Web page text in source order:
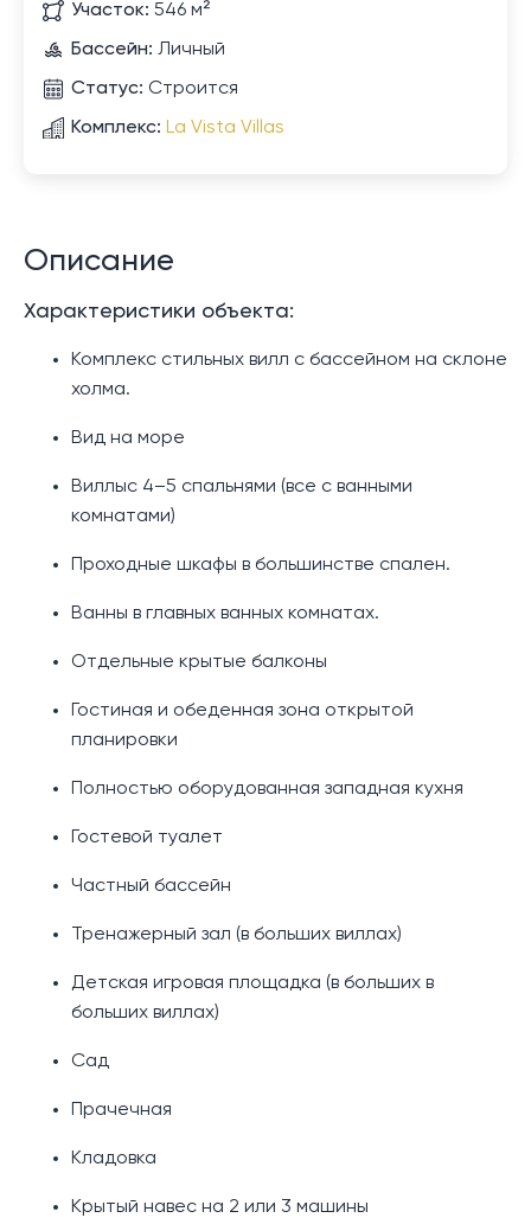
Участок: 546 м²
Бассейн: Личный
Статус: Строится
Комплекс: La Vista Villas
Описание
Характеристики объекта:
Комплекс стильных вилл с бассейном на склоне
холма.
Вид на море
Виллыс 4–5 спальнями (все с ванными
комнатами)
Проходные шкафы в большинстве спален.
Ванны в главных ванных комнатах.
Отдельные крытые балконы
Гостиная и обеденная зона открытой
планировки
Полностью оборудованная западная кухня
Гостевой туалет
Частный бассейн
Тренажерный зал (в больших виллах)
Детская игровая площадка (в больших в
больших виллах)
Сад
Прачечная
Кладовка
Крытый навес на 2 или 3 машины